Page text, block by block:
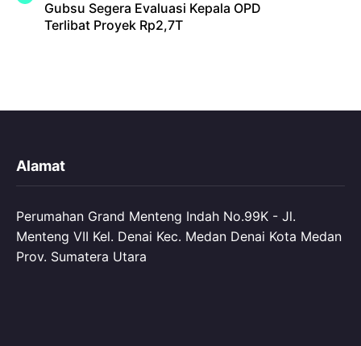
Gubsu Segera Evaluasi Kepala OPD
Terlibat Proyek Rp2,7T
Alamat
Perumahan Grand Menteng Indah No.99K - Jl.
Menteng VII Kel. Denai Kec. Medan Denai Kota Medan
Prov. Sumatera Utara